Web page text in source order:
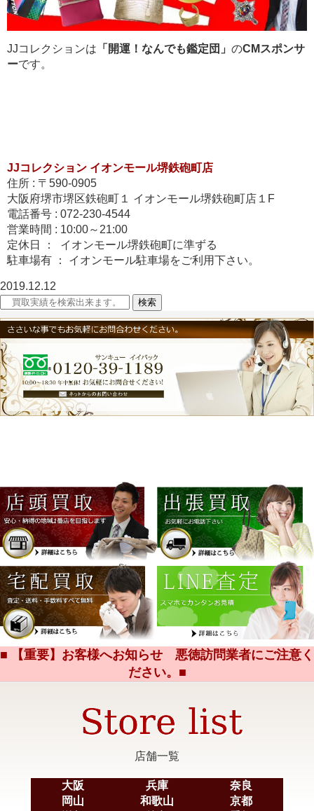
JJコレクションは 「開運！なんでも鑑定団」 のCMスポンサ
ーです。
JJコレクション イオンモール堺鉄砲町店
住所 : 〒590-0905
大阪府堺市堺区鉄砲町１ イオンモール堺鉄砲町店１F
電話番号 : 072-230-4544
営業時間 : 10:00～21:00
定休日 ： イオンモール堺鉄砲町に準ずる
駐車場有 ： イオンモール駐車場をご利用下さい。
2019.12.12
■ 【重要】お客様へお知らせ 悪徳訪問業者にご注意く
ださい。■
店舗一覧
大阪 兵庫
奈良
岡山
和歌山
京都